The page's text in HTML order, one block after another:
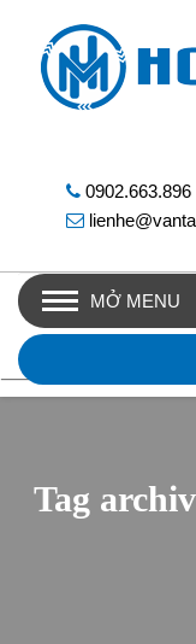
0902.663.896
MỞ MENU
Tag